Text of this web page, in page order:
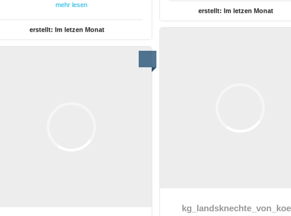
mehr lesen
erstellt: Im letzen Monat
erstellt: Im letzen Monat